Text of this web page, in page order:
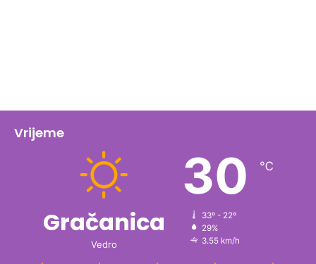
Vrijeme
Gračanica
Vedro
30 ℃
33º - 22º
29%
3.55 km/h